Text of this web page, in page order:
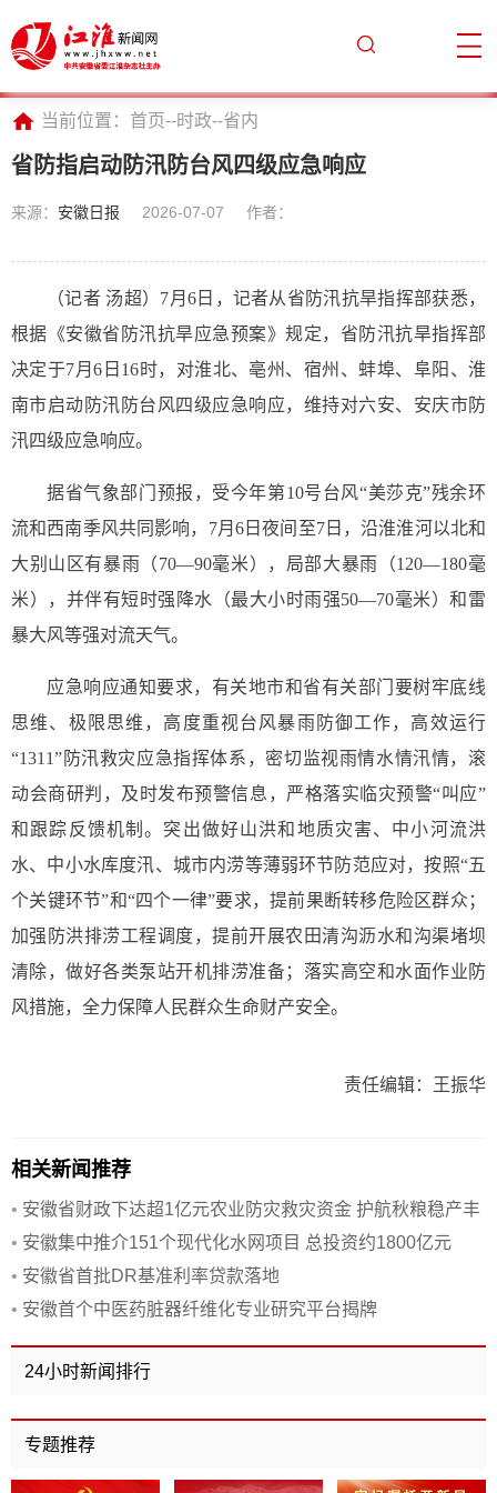
当前位置： 首页--时政--省内
省防指启动防汛防台风四级应急响应
来源： 安徽日报 2026-07-07 作者：
（记者 汤超）7月6日，记者从省防汛抗旱指挥部获悉，
根据《安徽省防汛抗旱应急预案》规定，省防汛抗旱指挥部
决定于7月6日16时，对淮北、亳州、宿州、蚌埠、阜阳、淮
南市启动防汛防台风四级应急响应，维持对六安、安庆市防
汛四级应急响应。
据省气象部门预报，受今年第10号台风“美莎克”残余环
流和西南季风共同影响，7月6日夜间至7日，沿淮淮河以北和
大别山区有暴雨（70—90毫米），局部大暴雨（120—180毫
米），并伴有短时强降水（最大小时雨强50—70毫米）和雷
暴大风等强对流天气。
应急响应通知要求，有关地市和省有关部门要树牢底线
思维、极限思维，高度重视台风暴雨防御工作，高效运行
“1311”防汛救灾应急指挥体系，密切监视雨情水情汛情，滚
动会商研判，及时发布预警信息，严格落实临灾预警“叫应”
和跟踪反馈机制。突出做好山洪和地质灾害、中小河流洪
水、中小水库度汛、城市内涝等薄弱环节防范应对，按照“五
个关键环节”和“四个一律”要求，提前果断转移危险区群众；
加强防洪排涝工程调度，提前开展农田清沟沥水和沟渠堵坝
清除，做好各类泵站开机排涝准备；落实高空和水面作业防
风措施，全力保障人民群众生命财产安全。
责任编辑：王振华
相关新闻推荐
• 安徽省财政下达超1亿元农业防灾救灾资金 护航秋粮稳产丰
收
• 安徽集中推介151个现代化水网项目 总投资约1800亿元
• 安徽省首批DR基准利率贷款落地
• 安徽首个中医药脏器纤维化专业研究平台揭牌
24小时新闻排行
专题推荐